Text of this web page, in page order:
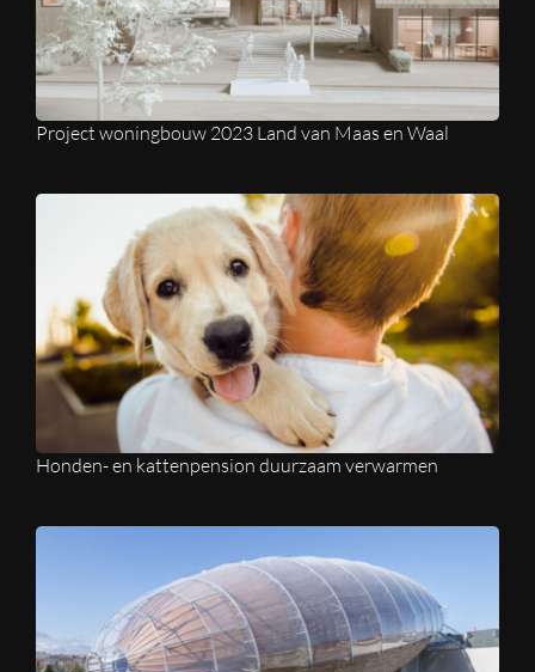
Project woningbouw 2023 Land van Maas en Waal
Honden- en kattenpension duurzaam verwarmen